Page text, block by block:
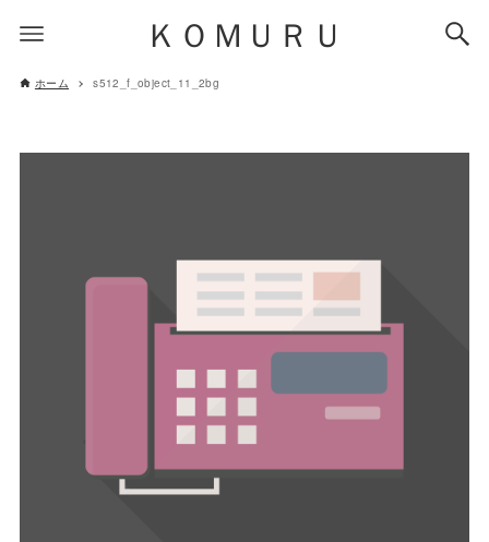
ＫＯＭＵＲＵ
ホーム s512_f_object_11_2bg